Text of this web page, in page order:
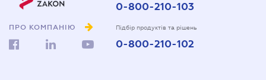
ПРО КОМПАНІЮ
0-800-210-103
Підбір продуктів та рішень
0-800-210-102